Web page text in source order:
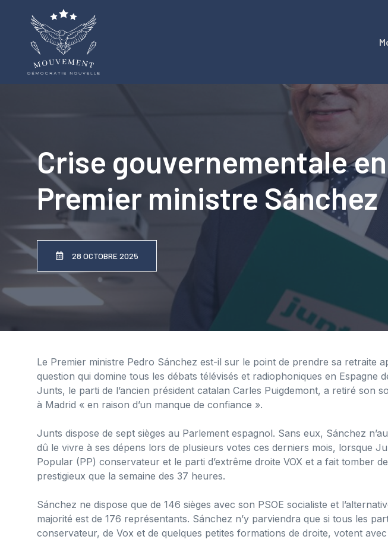
Crise gouvernementale
Premier ministre Sánchez
28 OCTOBRE 2025
Le Premier ministre Pedro Sánchez est-il sur le point de prendre sa retraite
question qui domine tous les débats télévisés et radiophoniques en Espagne
Junts, le parti de l’ancien président catalan Carles Puigdemont, a retiré son
à Madrid « en raison d’un manque de confiance ».
Junts dispose de sept sièges au Parlement espagnol. Sans eux, Sánchez
dû le vivre à ses dépens lors de plusieurs votes ces derniers mois, lorsque
Popular (PP) conservateur et le parti d’extrême droite VOX et a fait tomber
prestigieux que la semaine des 37 heures.
Sánchez ne dispose que de 146 sièges avec son PSOE socialiste et
majorité est de 176 représentants. Sánchez n’y parviendra que si tous les
conservateur, de Vox et de quelques petites formations de droite, votent